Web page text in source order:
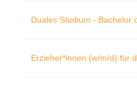
Duales Studium - Bachelor
Erzieher*innen (w/m/d) für